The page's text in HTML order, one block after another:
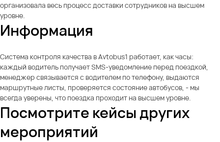
организовала весь процесс доставки сотрудников на высшем
уровне.
Информация
Система контроля качества в Avtobus1 работает, как часы:
каждый водитель получает SMS-уведомление перед поездкой,
менеджер связывается с водителем по телефону, выдаются
маршрутные листы, проверяется состояние автобусов, - мы
всегда уверены, что поездка проходит на высшем уровне.
Посмотрите кейсы других
мероприятий